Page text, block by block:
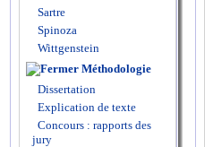
Sartre
Spinoza
Wittgenstein
Méthodologie
Dissertation
Explication de texte
Concours : rapports des
jury